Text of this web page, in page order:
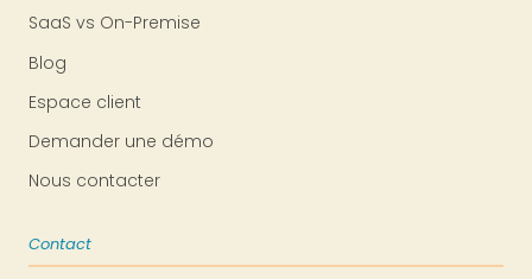
SaaS vs On-Premise
Blog
Espace client
Demander une démo
Nous contacter
Contact